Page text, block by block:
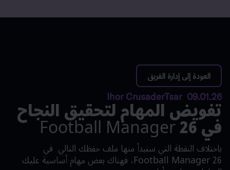
العودة إلى إدارة الفريق
09.01.26 Ihor CrusaderTsar
تفويض المهام لتحقيق النجاح
في Football Manager 26
باختلاف النقطة التي ستبدأ منها ملف حفظك التالي في
Football Manager 26، فهناك بعض مهام أساسية عليك